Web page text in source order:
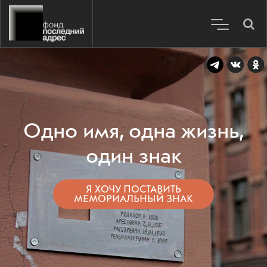
Одно имя, одна жизнь,
один знак
Я ХОЧУ ПОСТАВИТЬ
МЕМОРИАЛЬНЫЙ ЗНАК